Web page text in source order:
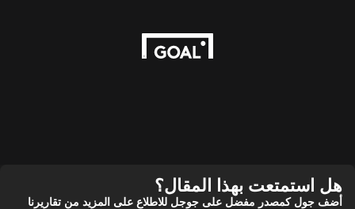
هل استمتعت بهذا المقال؟
أضف جول كمصدر مفضل على جوجل للاطلاع على المزيد من تقاريرنا